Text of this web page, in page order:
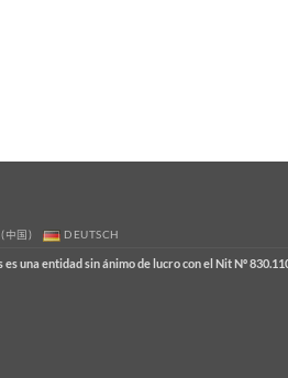
(中国) DEUTSCH
entidad sin ánimo de lucro con el Nit Nº